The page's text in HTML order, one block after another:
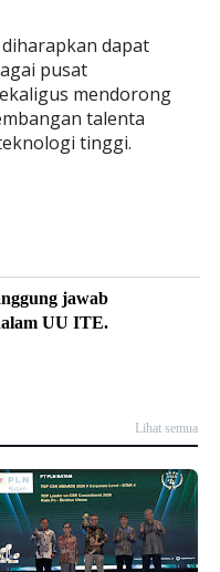
dapat
pusat
mendorong
talenta
tinggi.
jawab
UU ITE.
Lihat semua